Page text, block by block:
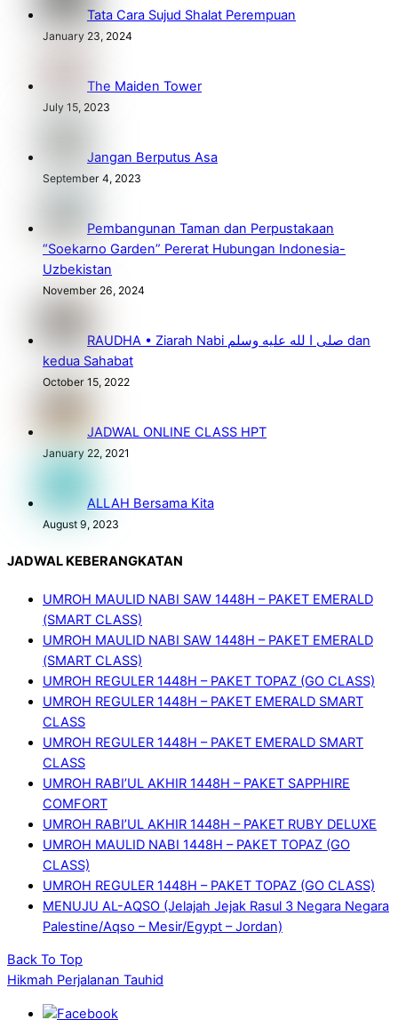
Tata Cara Sujud Shalat Perempuan
January 23, 2024
The Maiden Tower
July 15, 2023
Jangan Berputus Asa
September 4, 2023
Pembangunan Taman dan Perpustakaan
“Soekarno Garden” Pererat Hubungan Indonesia-
Uzbekistan
November 26, 2024
RAUDHA • Ziarah Nabi صلى ا لله عليه وسلم dan
kedua Sahabat
October 15, 2022
JADWAL ONLINE CLASS HPT
January 22, 2021
ALLAH Bersama Kita
August 9, 2023
JADWAL KEBERANGKATAN
UMROH MAULID NABI SAW 1448H – PAKET EMERALD
(SMART CLASS)
UMROH MAULID NABI SAW 1448H – PAKET EMERALD
(SMART CLASS)
UMROH REGULER 1448H – PAKET TOPAZ (GO CLASS)
UMROH REGULER 1448H – PAKET EMERALD SMART
CLASS
UMROH REGULER 1448H – PAKET EMERALD SMART
CLASS
UMROH RABI’UL AKHIR 1448H – PAKET SAPPHIRE
COMFORT
UMROH RABI’UL AKHIR 1448H – PAKET RUBY DELUXE
UMROH MAULID NABI 1448H – PAKET TOPAZ (GO
CLASS)
UMROH REGULER 1448H – PAKET TOPAZ (GO CLASS)
MENUJU AL-AQSO (Jelajah Jejak Rasul 3 Negara Negara
Palestine/Aqso – Mesir/Egypt – Jordan)
Back To Top
Hikmah Perjalanan Tauhid